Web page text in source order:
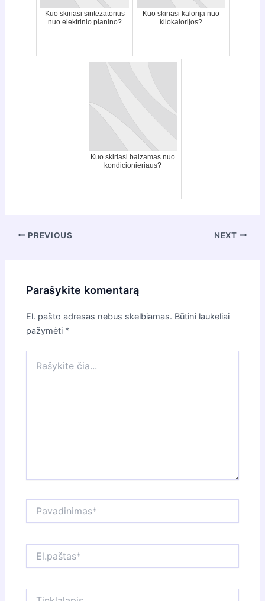
Kuo skiriasi sintezatorius
nuo elektrinio pianino?
Kuo skiriasi kalorija nuo
kilokalorijos?
Kuo skiriasi balzamas nuo
kondicionieriaus?
Post
PREVIOUS NEXT
Parašykite komentarą
El. pašto adresas nebus skelbiamas. Būtini laukeliai
pažymėti *
čia...